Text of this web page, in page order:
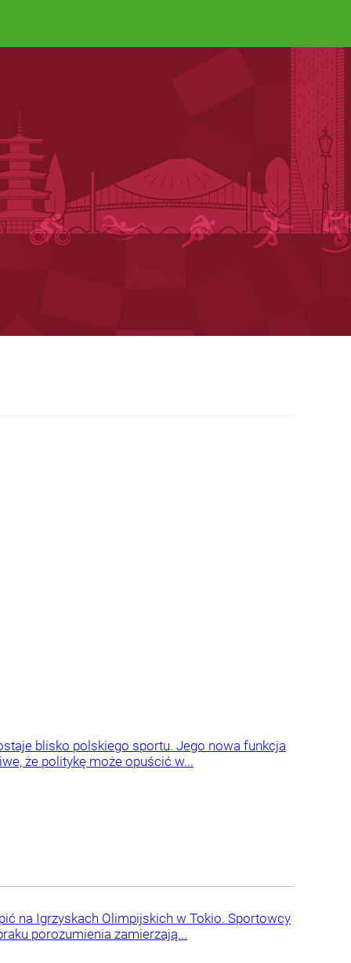
blisko polskiego sportu. Jego nowa funkcja
że politykę może opuścić w...
na Igrzyskach Olimpijskich w Tokio. Sportowcy
porozumienia zamierzają...